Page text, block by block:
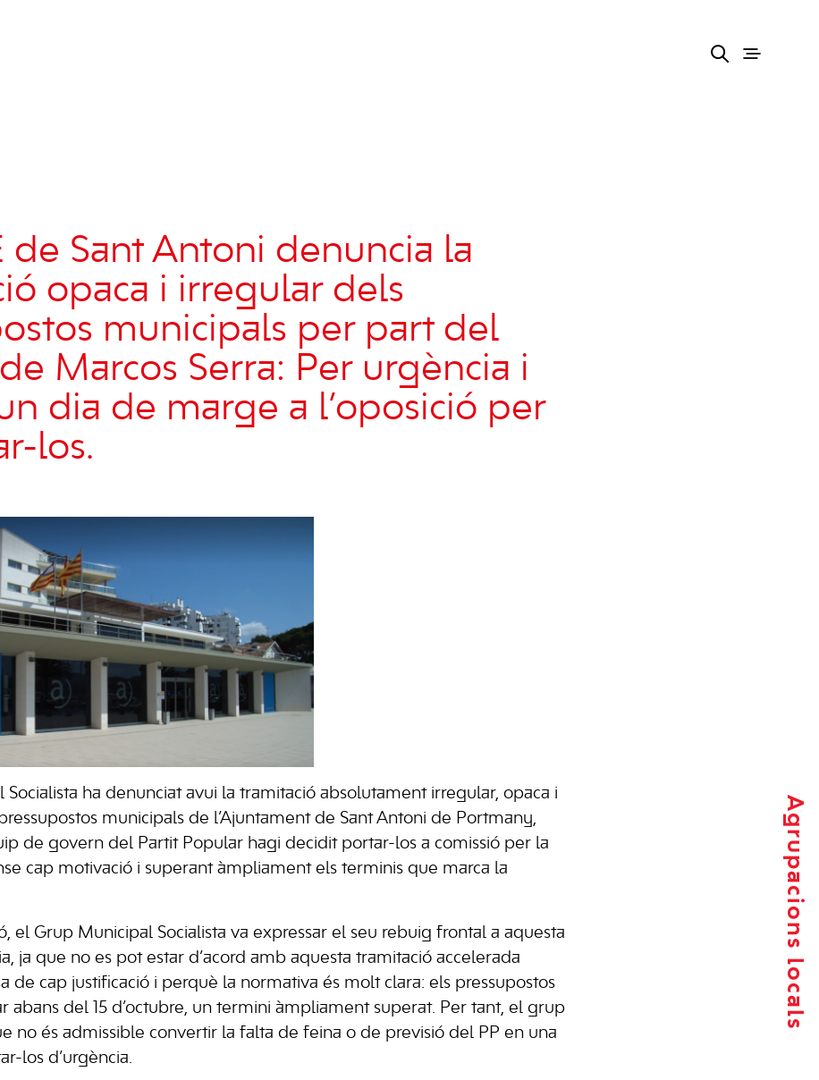
Agrupacions locals
de Sant Antoni denuncia la
opaca i irregular dels
municipals per part del
Marcos Serra: Per urgència i
dia de marge a l’oposició per
los.
Socialista ha denunciat avui la tramitació absolutament irregular, opaca i
municipals de l’Ajuntament de Sant Antoni de Portmany,
de govern del Partit Popular hagi decidit portar-los a comissió per la
cap motivació i superant àmpliament els terminis que marca la
el Grup Municipal Socialista va expressar el seu rebuig frontal a aquesta
ja que no es pot estar d’acord amb aquesta tramitació accelerada
de cap justificació i perquè la normativa és molt clara: els pressupostos
abans del 15 d’octubre, un termini àmpliament superat. Per tant, el grup
no és admissible convertir la falta de feina o de previsió del PP en una
los d’urgència.